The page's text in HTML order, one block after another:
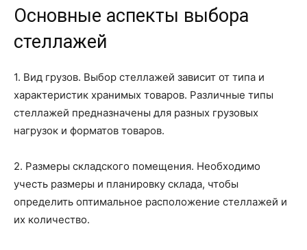
Основные аспекты выбора
стеллажей
1. Вид грузов. Выбор стеллажей зависит от типа и
характеристик хранимых товаров. Различные типы
стеллажей предназначены для разных грузовых
нагрузок и форматов товаров.
2. Размеры складского помещения. Необходимо
учесть размеры и планировку склада, чтобы
определить оптимальное расположение стеллажей и
их количество.